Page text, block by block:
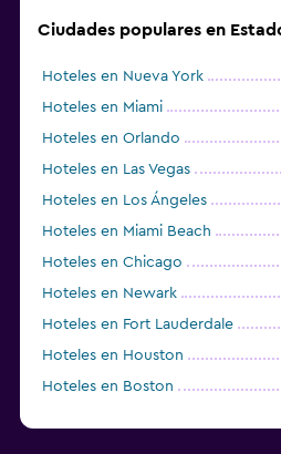
Ciudades populares en
Hoteles en Nueva York
Hoteles en Miami
Hoteles en Orlando
Hoteles en Las Vegas
Hoteles en Los Ángeles
Hoteles en Miami Beach
Hoteles en Chicago
Hoteles en Newark
Hoteles en Fort Lauderdale
Hoteles en Houston
Hoteles en Boston